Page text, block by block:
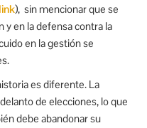
link), sin mencionar que se
y en la defensa contra la
en la gestión se
es diferente. La
de elecciones, lo que
debe abandonar su